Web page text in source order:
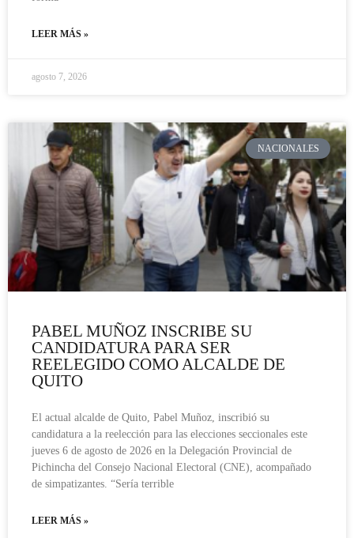
LEER MÁS »
agosto 7, 2026
NACIONALES
PABEL MUÑOZ INSCRIBE SU
CANDIDATURA PARA SER
REELEGIDO COMO ALCALDE DE
QUITO
El actual alcalde de Quito, Pabel Muñoz, inscribió su
candidatura a la reelección para las elecciones seccionales este
jueves 6 de agosto de 2026 en la Delegación Provincial de
Pichincha del Consejo Nacional Electoral (CNE), acompañado
de simpatizantes. “Sería terrible
LEER MÁS »